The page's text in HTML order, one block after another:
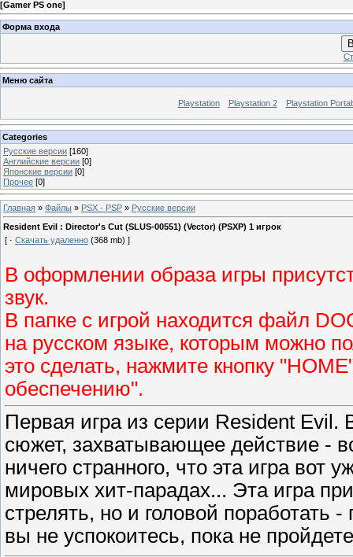
[Gamer PS one]
Форма входа
Меню сайта
Playstation Playstation 2 Playstation
Categories
Русские версии [160]
Английские версии [0]
Японские версии [0]
Прочее [0]
Главная » Файлы » PSX - PSP » Русские версии
Resident Evil : Director's Cut (SLUS-00551) (Vector) (PSXP) 1 игрок
[ · Скачать удаленно (368 mb) ]
В оформлении образа игры
звук.
В папке с игрой находится файл
на русском языке, которым можно
это сделать, нажмите кнопку
обеспечению".
Первая игра из серии Resident
сюжет, захватывающее действие -
ничего странного, что эта игра вот
мировых хит-парадах... Эта игра
стрелять, но и головой поработать
вы не успокоитесь, пока не